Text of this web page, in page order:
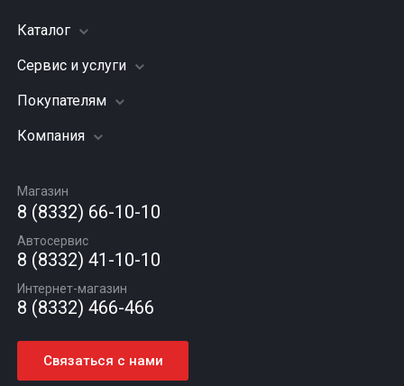
Каталог
Шины
Грузовые шины
Диски
Автомасла
Сервис и услуги
Заправка кондиционера
Подвеска (ходовая часть)
Шиномонтаж
Покупателям
Акции
Гарантии и возврат
Компания
Вакансии
Новости
Статьи
Контакты
Магазин
8 (8332) 66-10-10
Автосервис
8 (8332) 41-10-10
Интернет-магазин
8 (8332) 466-466
Связаться с нами